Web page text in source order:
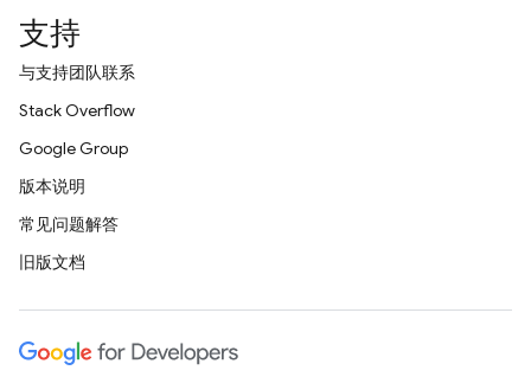
支持
与支持团队联系
Stack Overflow
Google Group
版本说明
常见问题解答
旧版文档